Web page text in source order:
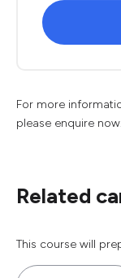
For more
please enquire now.
Related
This course will